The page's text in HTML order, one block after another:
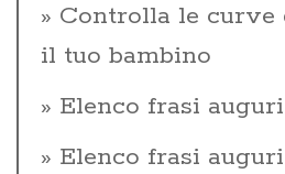
Controlla le curve
il tuo bambino
Elenco frasi
Elenco frasi